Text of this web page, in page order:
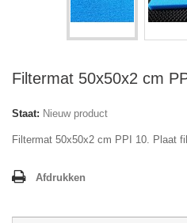
Filtermat 50x50x2 cm
Staat: Nieuw product
Filtermat 50x50x2 cm PPI 10. Plaat
Afdrukken